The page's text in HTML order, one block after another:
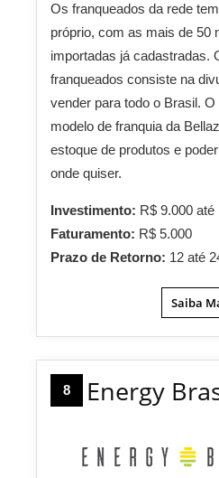
Os franqueados da rede
próprio, com as mais de 50
importadas já cadastradas.
franqueados consiste na
vender para todo o Brasil.
modelo de franquia da
estoque de produtos e
onde quiser.
Investimento: R$ 9.000 até
Faturamento: R$ 5.000
Prazo de Retorno: 12 até
Saiba
8 Energy